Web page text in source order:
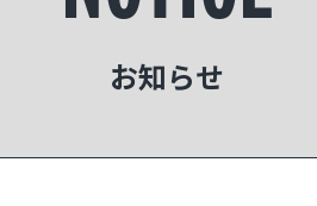
お知らせ